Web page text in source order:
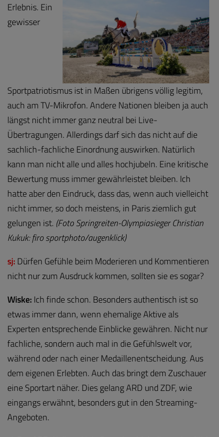
Erlebnis. Ein
gewisser
Sportpatriotismus ist in Maßen übrigens völlig legitim,
auch am TV-Mikrofon. Andere Nationen bleiben ja auch
längst nicht immer ganz neutral bei Live-
Übertragungen. Allerdings darf sich das nicht auf die
sachlich-fachliche Einordnung auswirken. Natürlich
kann man nicht alle und alles hochjubeln. Eine kritische
Bewertung muss immer gewährleistet bleiben. Ich
hatte aber den Eindruck, dass das, wenn auch vielleicht
nicht immer, so doch meistens, in Paris ziemlich gut
gelungen ist. (Foto Springreiten-Olympiasieger Christian
Kukuk: firo sportphoto/augenklick)
sj:Dürfen Gefühle beim Moderieren und Kommentieren
nicht nur zum Ausdruck kommen, sollten sie es sogar?
Wiske:Ich finde schon. Besonders authentisch ist so
etwas immer dann, wenn ehemalige Aktive als
Experten entsprechende Einblicke gewähren. Nicht nur
fachliche, sondern auch mal in die Gefühlswelt vor,
während oder nach einer Medaillenentscheidung. Aus
dem eigenen Erlebten. Auch das bringt dem Zuschauer
eine Sportart näher. Dies gelang ARD und ZDF, wie
eingangs erwähnt, besonders gut in den Streaming-
Angeboten.